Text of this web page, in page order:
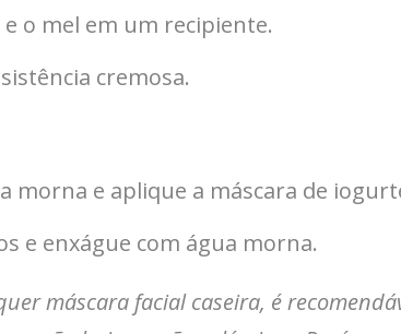
o mel em um recipiente.
cremosa.
morna e aplique a máscara de
e enxágue com água morna.
máscara facial caseira, é